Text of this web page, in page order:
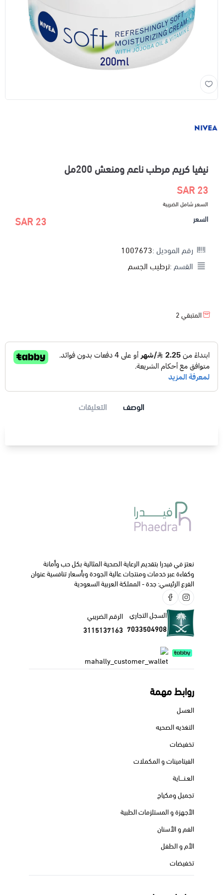
نيفيا كريم مرطب ناعم ومنعش 200مل
23 SAR
السعر شامل الضريبة
السعر 23 SAR
رقم الموديل :1007673
القسم :ترطيب الجسم
المتبقي2
الوصف التعليقات
نعتز في فيدرا بتقديم الرعاية الصحية المثالية بكل حب وأمانة
وكفاءة عبر خدمات ومنتجات عالية الجودة وبأسعار تنافسية عنوان
الفرع الرئيسي: جدة - المملكة العربية السعودية
السجل التجاري
7033504908
الرقم الضريبي
3115137163
روابط مهمة
العسل
التغذيه الصحيه
تخفيضات
الفيتامينات و المكملات
العـنــــاية
تجميل ومكياج
الأجهزة و المستلزمات الطبية
الفم و الأسنان
الأم و الطفل
تخفيضات